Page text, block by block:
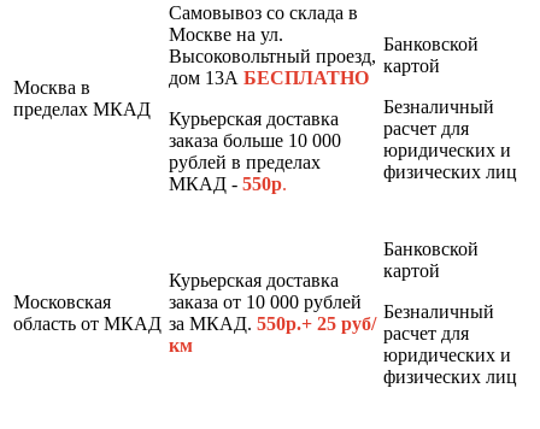
Москва в
пределах МКАД
Самовывоз со склада в
Москве на ул.
Высоковольтный проезд,
дом 13А БЕСПЛАТНО
Курьерская доставка
заказа больше 10 000
рублей в пределах
МКАД - 550р.
Банковской
картой
Безналичный
расчет для
юридических и
физических лиц
Московская
область от МКАД
Курьерская доставка
заказа от 10 000 рублей
за МКАД. 550р.+ 25 руб/
км
Банковской
картой
Безналичный
расчет для
юридических и
физических лиц